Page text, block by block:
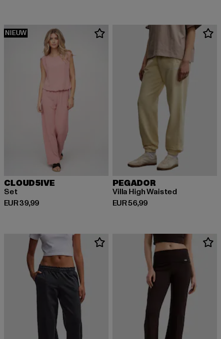
NIEUW
CLOUD5IVE
Set
EUR 39,99
Huidige prijs: EUR 39,99
PEGADOR
Villa High Waisted
EUR 56,99
Huidige prijs: EUR 56,99